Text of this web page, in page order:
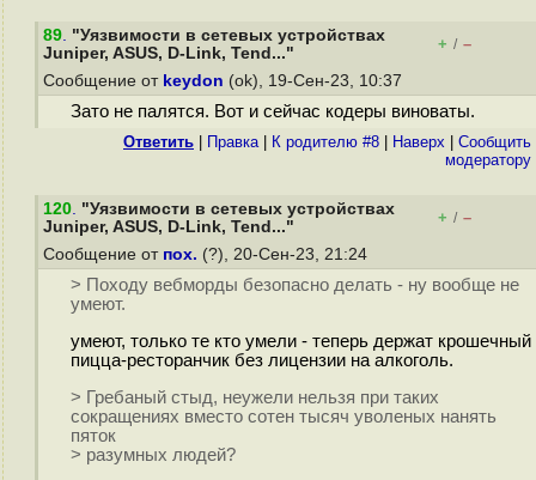
89. "Уязвимости в сетевых устройствах
Juniper, ASUS, D-Link, Tend..."
+ / –
Сообщение от keydon (ok), 19-Сен-23, 10:37
Зато не палятся. Вот и сейчас кодеры виноваты.
Ответить Правка| К родителю #8 Наверх
Cообщить
модератору
120. "Уязвимости в сетевых устройствах
Juniper, ASUS, D-Link, Tend..."
+ / –
Сообщение от пох. (?), 20-Сен-23, 21:24
> Походу вебморды безопасно делать - ну вообще не
умеют.
умеют, только те кто умели - теперь держат крошечный
пицца-ресторанчик без лицензии на алкоголь.
> Гребаный стыд, неужели нельзя при таких
сокращениях вместо сотен тысяч уволеных нанять
пяток
> разумных людей?